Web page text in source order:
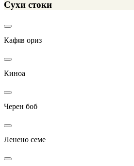
Сухи стоки
Кафяв ориз
Киноа
Черен боб
Ленено семе